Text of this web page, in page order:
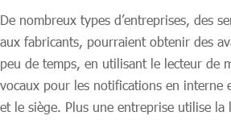
De nombreux types d’entreprises, des
aux fabricants, pourraient obtenir des
peu de temps, en utilisant le lecteur de
vocaux pour les notifications en interne
et le siège. Plus une entreprise utilise la